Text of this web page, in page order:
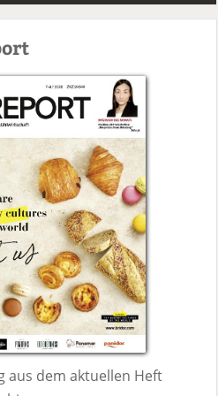
S
u
aus dem aktuellen Heft